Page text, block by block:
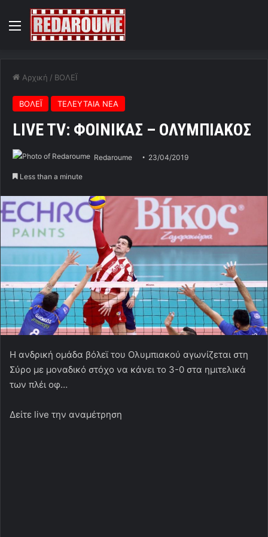
Menu
Αρχική / ΒΟΛΕΪ
ΒΟΛΕΪ ΤΕΛΕΥΤΑΙΑ ΝΕΑ
LIVE TV: ΦΟΙΝΙΚΑΣ – ΟΛΥΜΠΙΑΚΟΣ
Redaroume 23/04/2019
Less than a minute
Η ανδρική ομάδα βόλεϊ του Ολυμπιακού αγωνίζεται στη
Σύρο με μοναδικό στόχο να κάνει το 3-0 στα ημιτελικά
των πλέι οφ…
Δείτε live την αναμέτρηση